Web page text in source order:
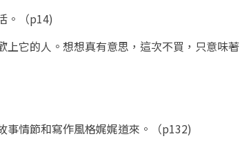
。（p14)
它的人。想想真有意思，這次不買，只意味著
情節和寫作風格娓娓道來。（p132)